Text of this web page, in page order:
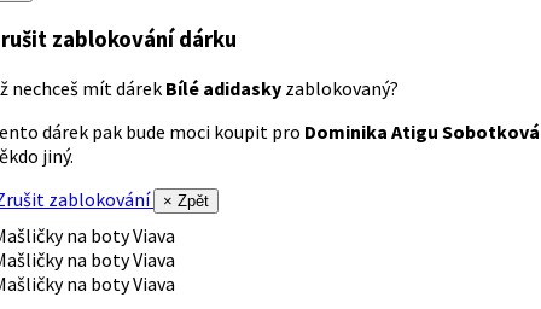
zablokování dárku
nechceš mít dárek Bílé adidasky zablokovaný?
dárek pak bude moci koupit pro Dominika Atigu Sobotková
jiný.
zablokování
× Zpět